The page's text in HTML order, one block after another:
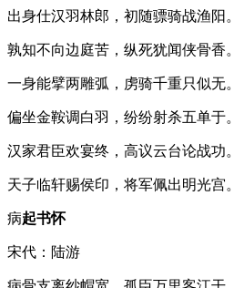
出身仕汉羽林郎，初随骠骑战渔阳。
孰知不向边庭苦，纵死犹闻侠骨香。
一身能擘两雕弧，虏骑千重只似无。
偏坐金鞍调白羽，纷纷射杀五单于。
汉家君臣欢宴终，高议云台论战功。
天子临轩赐侯印，将军佩出明光宫。
病起书怀
宋代：陆游